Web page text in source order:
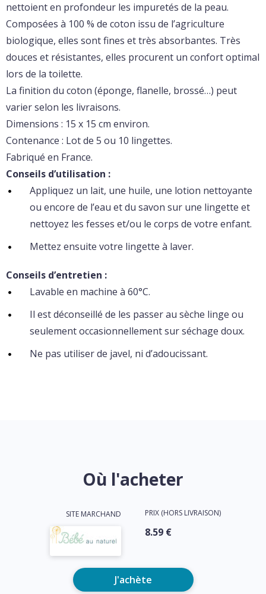
nettoient en profondeur les impuretés de la peau.
Composées à 100 % de coton issu de l’agriculture
biologique, elles sont fines et très absorbantes. Très
douces et résistantes, elles procurent un confort optimal
lors de la toilette.
La finition du coton (éponge, flanelle, brossé…) peut
varier selon les livraisons.
Dimensions : 15 x 15 cm environ.
Contenance : Lot de 5 ou 10 lingettes.
Fabriqué en France.
Conseils d’utilisation :
Appliquez un lait, une huile, une lotion nettoyante
ou encore de l’eau et du savon sur une lingette et
nettoyez les fesses et/ou le corps de votre enfant.
Mettez ensuite votre lingette à laver.
Conseils d’entretien :
Lavable en machine à 60°C.
Il est déconseillé de les passer au sèche linge ou
seulement occasionnellement sur séchage doux.
Ne pas utiliser de javel, ni d’adoucissant.
Où l'acheter
SITE MARCHAND PRIX (HORS LIVRAISON)
8.59 €
J'achète